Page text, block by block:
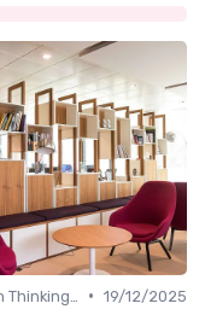
• 19/12/2025